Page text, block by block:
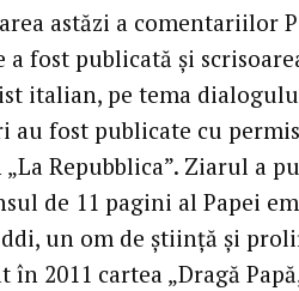
astăzi a comentariilor
a fost publicată şi
italian, pe tema
au fost publicate cu
Repubblica”. Ziarul a
de 11 pagini al Papei
un om de ştiinţă şi
în 2011 cartea „Dragă